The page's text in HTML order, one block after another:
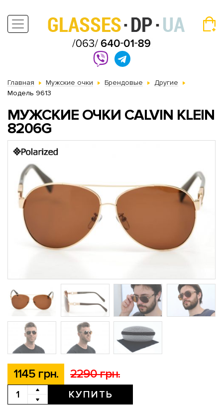
Главная Мужские очки Брендовые
Другие
Модель 9613
МУЖСКИЕ ОЧКИ CALVIN KLEIN
8206G
1145 грн. 2290 грн.
КУПИТЬ